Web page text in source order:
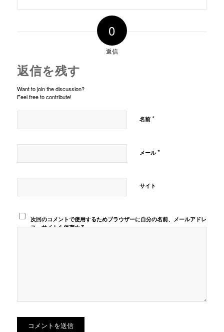
0
返信
返信を残す
Want to join the discussion?
Feel free to contribute!
名前 *
メール*
サイト
次回のコメントで使用するためブラウザーに自分の名前、メールアドレ
ス、サイトを保存する。